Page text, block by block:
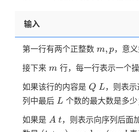
输入
第一行有两个正整数 m,p
m, p，意
接下来 m
m 行，每一行表示一个操
如果该行的内容是 Q
Q L
L，则表
列中最后 L
L 个数的最大数是多少
如果是 A
A t
t，则表示向序列后面